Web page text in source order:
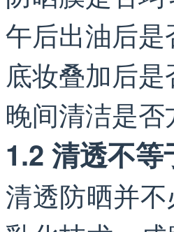
午后出油后是
底妆叠加后
晚间清洁是否
1.2 清透不
清透防晒并